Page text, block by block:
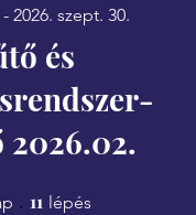
és
2026.02.
2026. szept. 30.
269 nap
11 lépés